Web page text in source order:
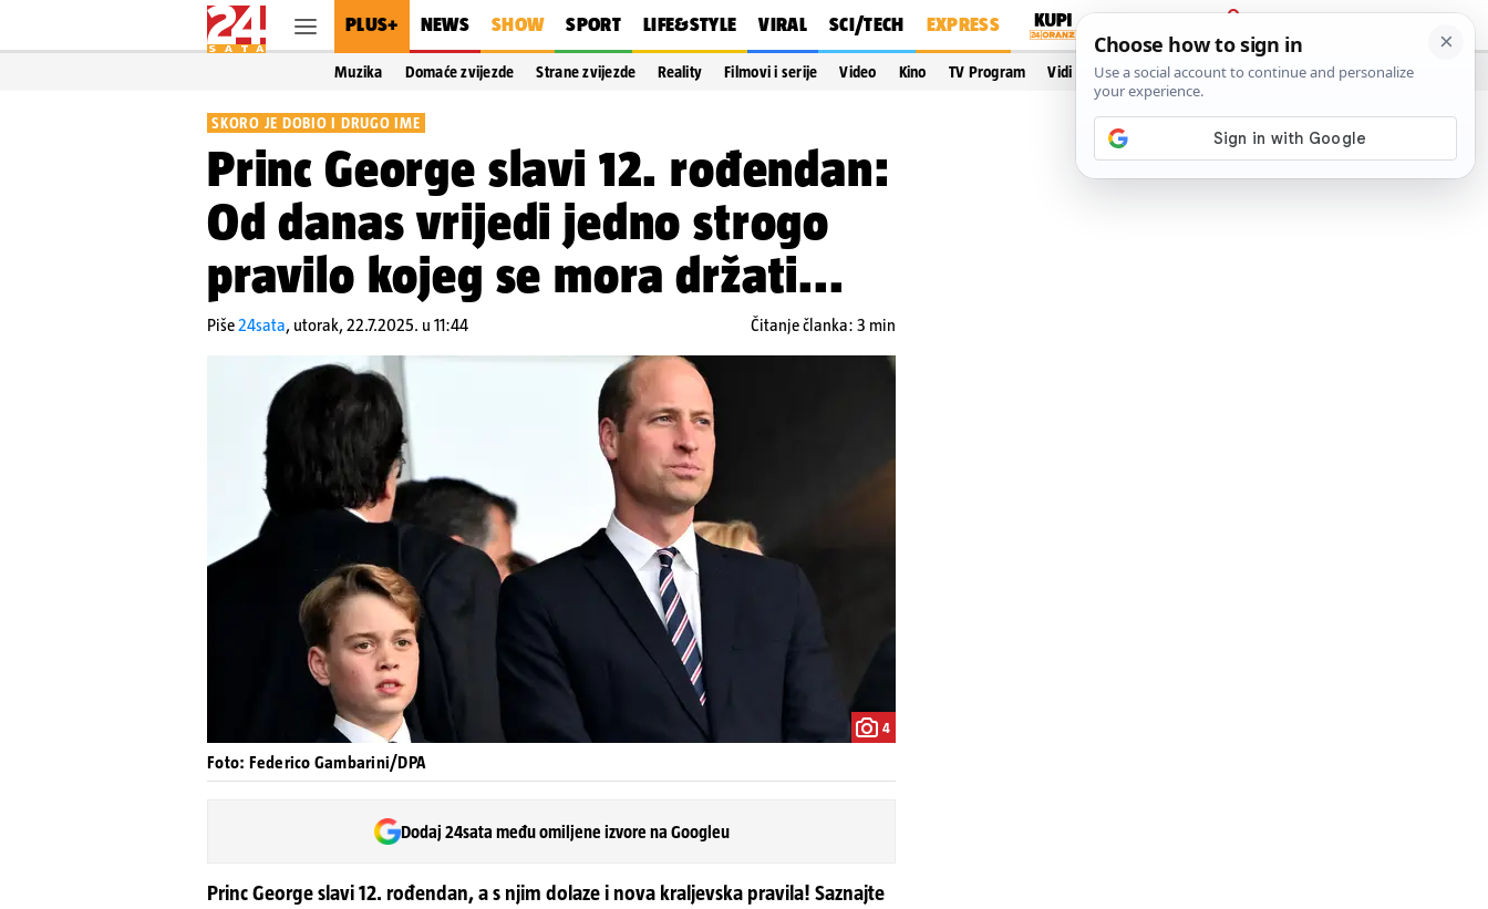
PLUS+ NEWS SHOW SPORT LIFE&STYLE VIRAL SCI/TECH EXPRESS
PRIJAVA
Muzika Domaće zvijezde Strane zvijezde Reality Filmovi i serije Video Kino TV Program Vidi još…
SKORO JE DOBIO I DRUGO IME
Princ George slavi 12. rođendan:
Od danas vrijedi jedno strogo
pravilo kojeg se mora držati...
Piše24sata, utorak, 22.7.2025. u 11:44 Čitanje članka: 3 min
4
Foto: Federico Gambarini/DPA
Dodaj 24sata među omiljene izvore na Googleu
Princ George slavi 12. rođendan, a s njim dolaze i nova kraljevska pravila! Saznajte